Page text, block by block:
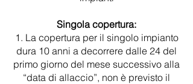
Singola copertura:
La copertura per il singolo impianto
dura 10 anni a decorrere dalle 24 del
primo giorno del mese successivo alla
“data di allaccio”, non è previsto il